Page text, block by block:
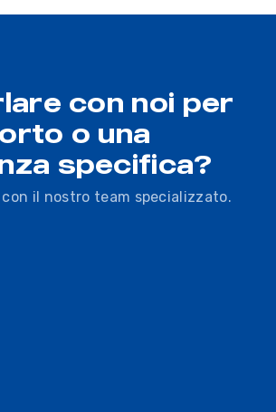
con noi per
o una
specifica?
con il nostro team specializzato.